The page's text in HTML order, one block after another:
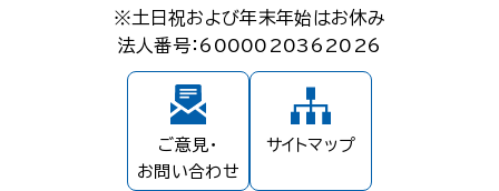
※土日祝および年末年始はお休み
法人番号：6000020362026
ご意見・
お問い合わせ
サイトマップ